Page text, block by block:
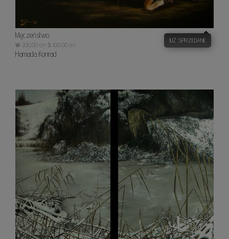
Męczeństwo
W: 200.00 cm S: 100.00 cm
Hamada Konrad
JUŻ SPRZEDANE